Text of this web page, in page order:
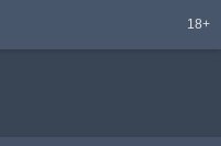
18+